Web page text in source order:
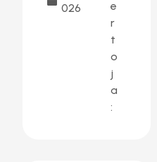
026
e
r
t
o
j
a
: